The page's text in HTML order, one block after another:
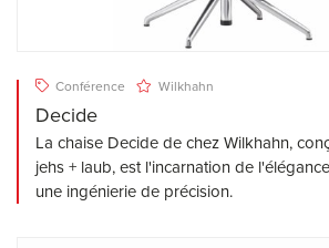
Conférence Wilkhahn
Decide
La chaise Decide de chez Wilkhahn,
jehs + laub, est l'incarnation de
une ingénierie de précision.